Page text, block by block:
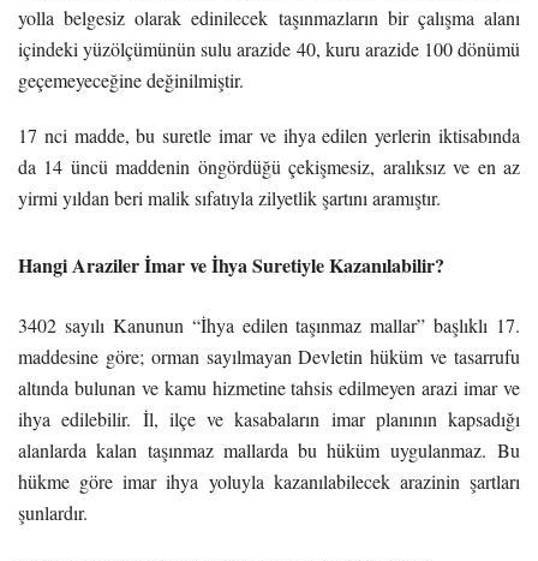
yolla belgesiz olarak edinilecek taşınmazların bir çalışma alanı
içindeki yüzölçümünün sulu arazide 40, kuru arazide 100 dönümü
geçemeyeceğine değinilmiştir.
17 nci madde, bu suretle imar ve ihya edilen yerlerin iktisabında
da 14 üncü maddenin öngördüğü çekişmesiz, aralıksız ve en az
yirmi yıldan beri malik sıfatıyla zilyetlik şartını aramıştır.
Hangi Araziler İmar ve İhya Suretiyle Kazanılabilir?
3402 sayılı Kanunun “İhya edilen taşınmaz mallar” başlıklı 17.
maddesine göre; orman sayılmayan Devletin hüküm ve tasarrufu
altında bulunan ve kamu hizmetine tahsis edilmeyen arazi imar ve
ihya edilebilir. İl, ilçe ve kasabaların imar planının kapsadığı
alanlarda kalan taşınmaz mallarda bu hüküm uygulanmaz. Bu
hükme göre imar ihya yoluyla kazanılabilecek arazinin şartları
şunlardır.